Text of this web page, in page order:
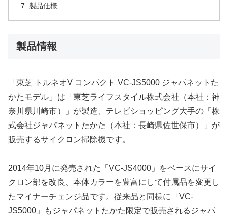
製品仕様
製品情報
「東芝 トルネオV コンパクト VC-JS5000 ジャパネットた
かたモデル」は「東芝ライフスタイル株式会社（本社：神
奈川県川崎市）」が製造、テレビショッピング大手の「株
式会社ジャパネットたかた（本社：長崎県佐世保市）」が
販売するサイクロン掃除機です。
2014年10月に発売された「VC-JS4000」をベースにサイ
クロン部を改良、本体カラーを豊富にして付属品を変更し
たマイナーチェンジ品です。従来品と同様に「VC-
JS5000」もジャパネットたかた限定で販売されるジャパ